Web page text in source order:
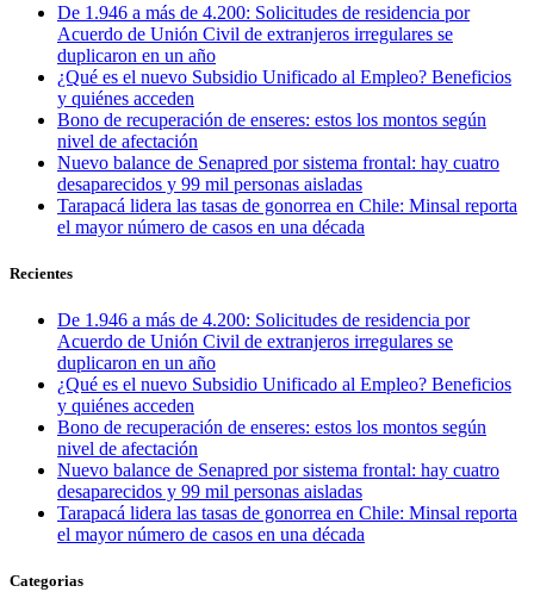
De 1.946 a más de 4.200: Solicitudes de residencia por
Acuerdo de Unión Civil de extranjeros irregulares se
duplicaron en un año
¿Qué es el nuevo Subsidio Unificado al Empleo? Beneficios
y quiénes acceden
Bono de recuperación de enseres: estos los montos según
nivel de afectación
Nuevo balance de Senapred por sistema frontal: hay cuatro
desaparecidos y 99 mil personas aisladas
Tarapacá lidera las tasas de gonorrea en Chile: Minsal reporta
el mayor número de casos en una década
Recientes
De 1.946 a más de 4.200: Solicitudes de residencia por
Acuerdo de Unión Civil de extranjeros irregulares se
duplicaron en un año
¿Qué es el nuevo Subsidio Unificado al Empleo? Beneficios
y quiénes acceden
Bono de recuperación de enseres: estos los montos según
nivel de afectación
Nuevo balance de Senapred por sistema frontal: hay cuatro
desaparecidos y 99 mil personas aisladas
Tarapacá lidera las tasas de gonorrea en Chile: Minsal reporta
el mayor número de casos en una década
Categorias